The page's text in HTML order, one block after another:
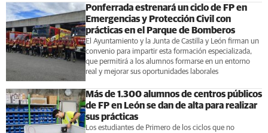
Ponferrada estrenará un ciclo de FP en
Emergencias y Protección Civil con
prácticas en el Parque de Bomberos
El Ayuntamiento y la Junta de Castilla y León firman un
convenio para impartir esta formación especializada,
que permitirá a los alumnos formarse en un entorno
real y mejorar sus oportunidades laborales
Más de 1.300 alumnos de centros públicos
de FP en León se dan de alta para realizar
sus prácticas
Los estudiantes de Primero de los ciclos que no